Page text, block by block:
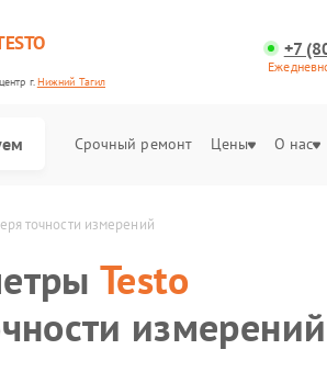
г.Нижний Тагил
+7
Срочный ремонт Цены О нас
точности измерений
Testo
измерений